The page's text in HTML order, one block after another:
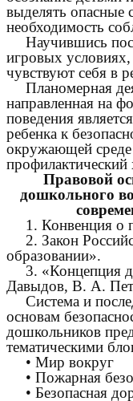
выделять опасные
необходимость
Научившись
игровых
чувствуют себя в
Планомерная
направленная на
поведения
ребенка к
окружающей среде
профилактический
Правовой
дошкольного
1. Конвенция о
2. Закон
образовании».
3. «Концепция
Давыдов, В. А.
Система и
основам
дошкольников
тематическими
• Мир вокруг
• Пожарная
• Безопасная